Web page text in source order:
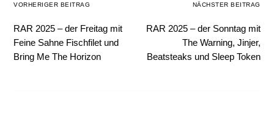
VORHERIGER BEITRAG
RAR 2025 – der Freitag mit
Feine Sahne Fischfilet und
Bring Me The Horizon
NÄCHSTER BEITRAG
RAR 2025 – der Sonntag mit
The Warning, Jinjer,
Beatsteaks und Sleep Token